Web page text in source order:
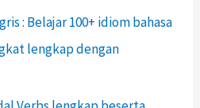
: Belajar 100+ idiom bahasa
lengkap dengan